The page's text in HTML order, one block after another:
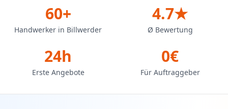
60+
Handwerker in Billwerder
4.7★
Ø Bewertung
24h
Erste Angebote
0€
Für Auftraggeber